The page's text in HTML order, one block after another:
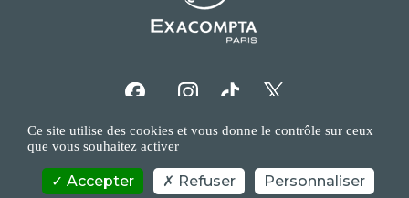
COPYRIGHT/IP POLICY PERSONAL DATA POLICY CONTACT US
Ce site utilise des cookies et vous donne le contrôle sur ceux
que vous souhaitez activer
Accepter Refuser Personnaliser